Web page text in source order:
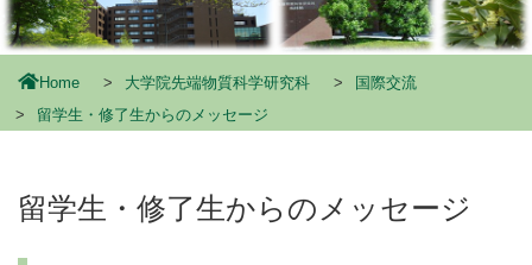
Home 大学院先端物質科学研究科
国際交流
留学生・修了生からのメッセージ
留学生・修了生からのメッセージ